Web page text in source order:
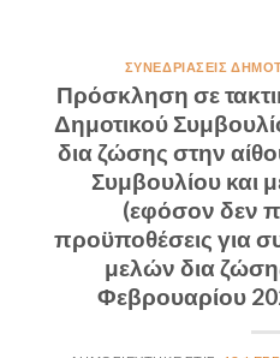
ΣΥΝΕΔΡΙΆΣΕΙΣ
Πρόσκληση σε
Δημοτικού
δια ζώσης στην
Συμβουλίου και
(εφόσον δεν
προϋποθέσεις για
μελών δια
Φεβρουαρίου